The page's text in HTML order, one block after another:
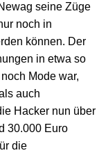
seine Züge
noch in
können. Der
in etwa so
Mode war,
auch
Hacker nun über
30.000 Euro
die